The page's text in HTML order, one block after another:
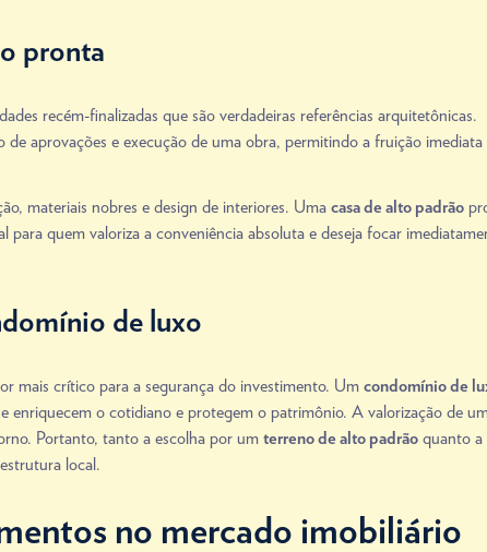
pronta
recém-finalizadas que são verdadeiras referências arquitetônicas.
aprovações e execução de uma obra, permitindo a fruição imediata
materiais nobres e design de interiores. Uma casa de alto padrão
quem valoriza a conveniência absoluta e deseja focar
de luxo
mais crítico para a segurança do investimento. Um condomínio de
enriquecem o cotidiano e protegem o patrimônio. A valorização de
Portanto, tanto a escolha por um terreno de alto padrãoquanto a
local.
no mercado imobiliário